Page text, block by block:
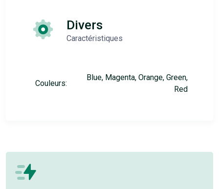
Divers
Caractéristiques
Couleurs:
Blue, Magenta, Orange, Green,
Red